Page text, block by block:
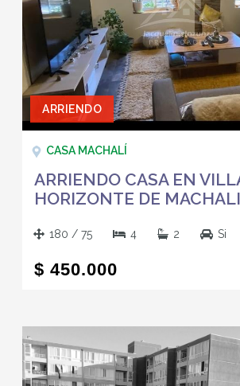
ARRIENDO
CASA MACHALÍ
ARRIENDO CASA EN
HORIZONTE DE MACHALI
180 / 75 4 2 Si
$ 450.000